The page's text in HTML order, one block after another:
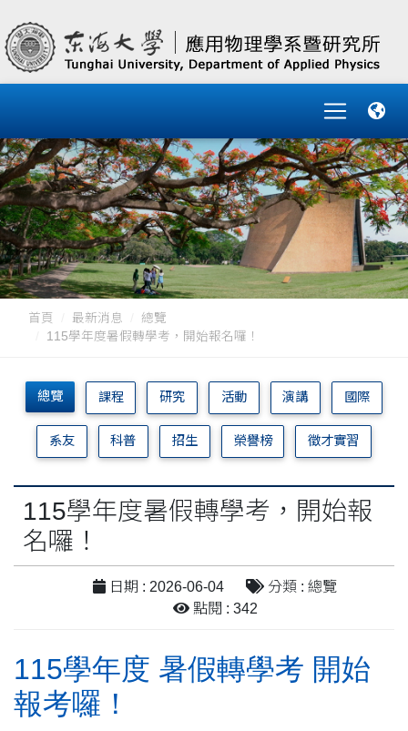
首頁 最新消息
總覽
115學年度暑假轉學考，開始報名囉！
總覽 課程 研究 活動 演講 國際
系友 科普 招生 榮譽榜 徵才實習
115學年度暑假轉學考，開始報
名囉！
日期 : 2026-06-04
分類 : 總覽
點閱 : 342
115學年度 暑假轉學考 開始
報考囉！